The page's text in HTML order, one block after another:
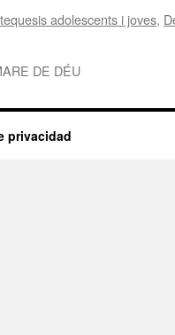
adolescents i joves,
DE DÉU
privacidad